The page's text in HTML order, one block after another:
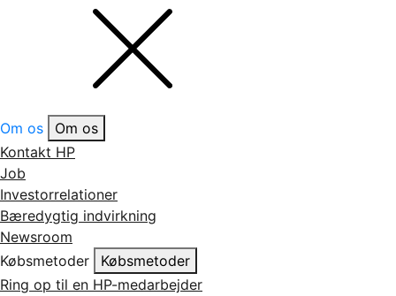
Om os
Om os
Kontakt HP
Job
Investorrelationer
Bæredygtig indvirkning
Newsroom
Købsmetoder
Købsmetoder
Ring op til en HP-medarbejder